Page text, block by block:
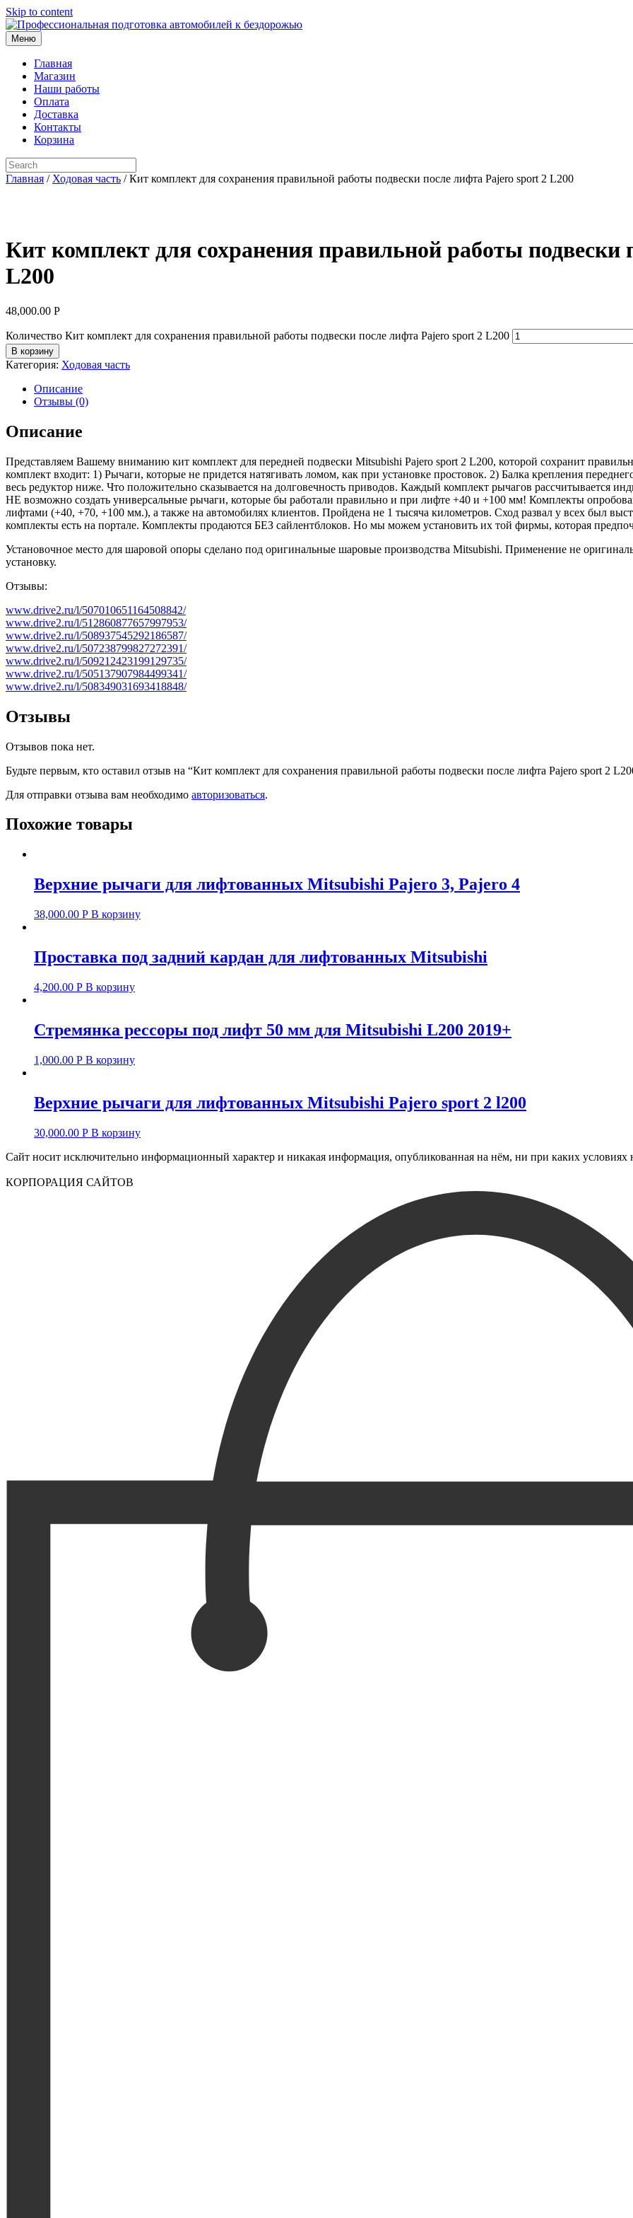
Skip to content
Меню
Главная
Магазин
Наши работы
Оплата
Доставка
Контакты
Корзина
Главная / Ходовая часть / Кит комплект для сохранения правильной работы подвески после лифта Pajero sport 2 L200
Кит комплект для сохранения правильной работы подвески
L200
48,000.00 Р
Количество Кит комплект для сохранения правильной работы подвески после лифта Pajero sport 2 L200
В корзину
Категория: Ходовая часть
Описание
Отзывы (0)
Описание
Представляем Вашему вниманию кит комплект для передней подвески Mitsubishi Pajero sport 2 L200, которой сохранит
комплект входит: 1) Рычаги, которые не придется натягивать ломом, как при установке простовок. 2) Балка крепления
весь редуктор ниже. Что положительно сказывается на долговечность приводов. Каждый комплект рычагов рассчитывается
НЕ возможно создать универсальные рычаги, которые бы работали правильно и при лифте +40 и +100 мм! Комплекты
лифтами (+40, +70, +100 мм.), а также на автомобилях клиентов. Пройдена не 1 тысяча километров. Сход развал у всех был
комплекты есть на портале. Комплекты продаются БЕЗ сайлентблоков. Но мы можем установить их той фирмы, которая
Установочное место для шаровой опоры сделано под оригинальные шаровые производства Mitsubishi. Применение не
установку.
Отзывы:
www.drive2.ru/l/507010651164508842/
www.drive2.ru/l/512860877657997953/
www.drive2.ru/l/508937545292186587/
www.drive2.ru/l/507238799827272391/
www.drive2.ru/l/509212423199129735/
www.drive2.ru/l/505137907984499341/
www.drive2.ru/l/508349031693418848/
Отзывы
Отзывов пока нет.
Будьте первым, кто оставил отзыв на “Кит комплект для сохранения правильной работы подвески после лифта Pajero sport 2
Для отправки отзыва вам необходимо авторизоваться.
Похожие товары
Верхние рычаги для лифтованных Mitsubishi Pajero 3, Pajero 4
38,000.00 Р В корзину
Проставка под задний кардан для лифтованных Mitsubishi
4,200.00 Р В корзину
Стремянка рессоры под лифт 50 мм для Mitsubishi L200 2019+
1,000.00 Р В корзину
Верхние рычаги для лифтованных Mitsubishi Pajero sport 2 l200
30,000.00 Р В корзину
Сайт носит исключительно информационный характер и никакая информация, опубликованная на нём, ни при каких условиях
КОРПОРАЦИЯ САЙТОВ